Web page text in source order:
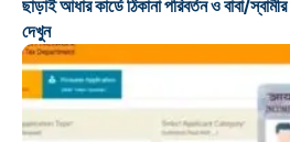
ছাড়াই আধার কার্ডে ঠিকানা পরিবর্তন ও বাবা/
দেখুন